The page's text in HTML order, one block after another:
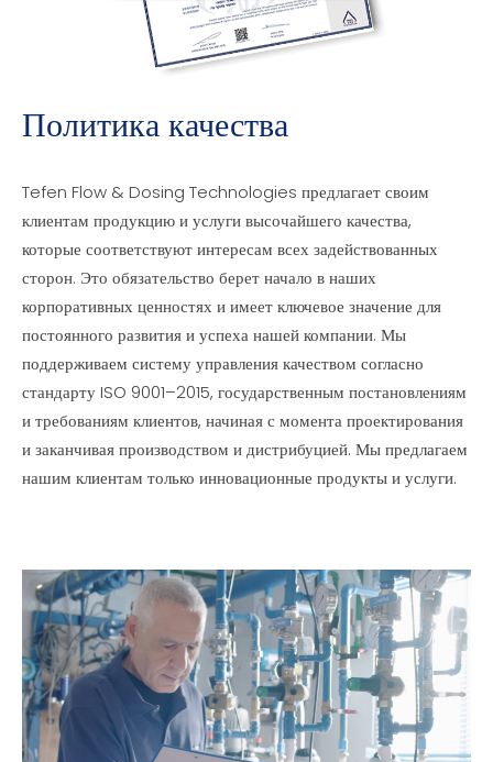
Политика качества
Tefen Flow & Dosing Technologies предлагает своим
клиентам продукцию и услуги высочайшего качества,
которые соответствуют интересам всех задействованных
сторон. Это обязательство берет начало в наших
корпоративных ценностях и имеет ключевое значение для
постоянного развития и успеха нашей компании. Мы
поддерживаем систему управления качеством согласно
стандарту ISO 9001–2015, государственным постановлениям
и требованиям клиентов, начиная с момента проектирования
и заканчивая производством и дистрибуцией. Мы предлагаем
нашим клиентам только инновационные продукты и услуги.